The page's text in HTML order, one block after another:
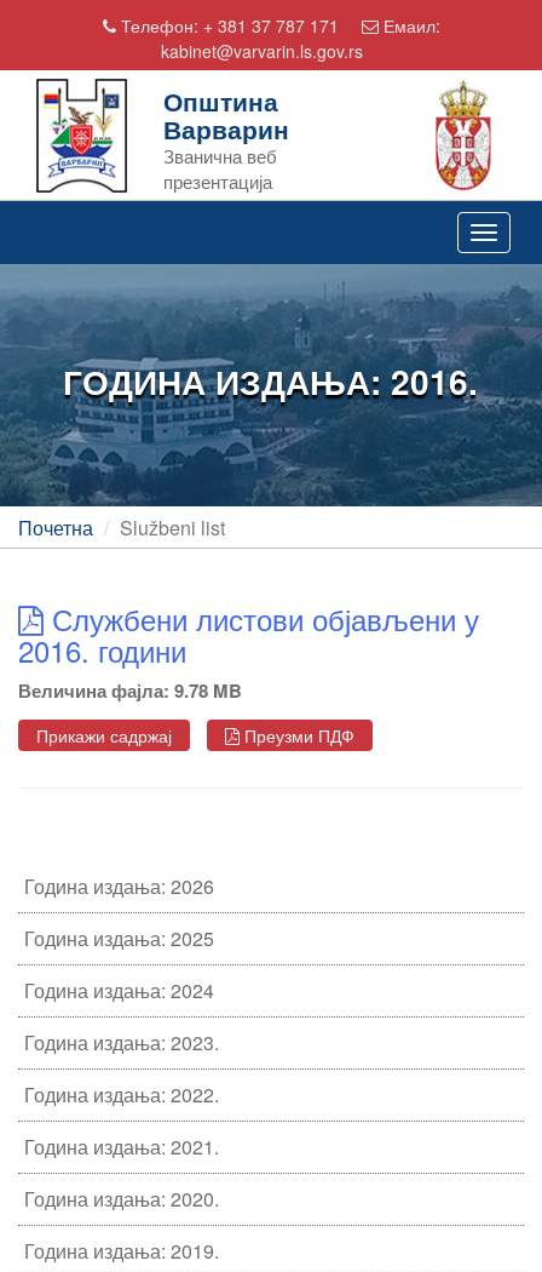
Телефон: + 381 37 787 171
Емаил:
kabinet@varvarin.ls.gov.rs
Општина
Варварин
Званична веб
презентација
Toggle
ГОДИНА ИЗДАЊА: 2016.
Почетна Službeni list
Службени листови објављени у
2016. години
Величина фајла: 9.78 MB
Прикажи садржај Преузми ПДФ
Година издања: 2026
Година издања: 2025
Година издања: 2024
Година издања: 2023.
Година издања: 2022.
Година издања: 2021.
Година издања: 2020.
Година издања: 2019.